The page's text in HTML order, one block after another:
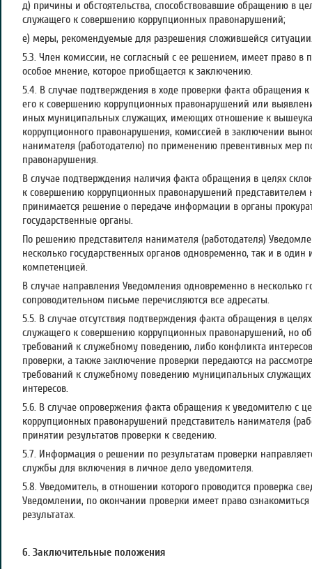
д) причины и обстоятельства, способствовавшие обращению в
служащего к совершению коррупционных правонарушений;
е) меры, рекомендуемые для разрешения сложившейся
5.3. Член комиссии, не согласный с ее решением, имеет право в
особое мнение, которое приобщается к заключению.
5.4. В случае подтверждения в ходе проверки факта обращения
его к совершению коррупционных правонарушений или
иных муниципальных служащих, имеющих отношение к
коррупционного правонарушения, комиссией в заключении
нанимателя (работодателю) по применению превентивных мер
правонарушения.
В случае подтверждения наличия факта обращения в целях
к совершению коррупционных правонарушений представителем
принимается решение о передаче информации в органы
государственные органы.
По решению представителя нанимателя (работодателя)
несколько государственных органов одновременно, так и в один
компетенцией.
В случае направления Уведомления одновременно в несколько
сопроводительном письме перечисляются все адресаты.
5.5. В случае отсутствия подтверждения факта обращения в
служащего к совершению коррупционных правонарушений, но
требований к служебному поведению, либо конфликта
проверки, а также заключение проверки передаются на
требований к служебному поведению муниципальных
интересов.
5.6. В случае опровержения факта обращения к уведомителю с
коррупционных правонарушений представитель нанимателя
принятии результатов проверки к сведению.
5.7. Информация о решении по результатам проверки
службы для включения в личное дело уведомителя.
5.8. Уведомитель, в отношении которого проводится проверка
Уведомлении, по окончании проверки имеет право
результатах.
6. Заключительные положения